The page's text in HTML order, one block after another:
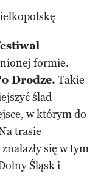
formie.
Drodze. Takie
ślad
w którym do
trasie
się w tym
Śląsk i